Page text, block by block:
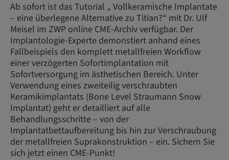
Ab sofort ist das Tutorial „ Vollkeramische Implantate
– eine überlegene Alternative zu Titian?“ mit Dr. Ulf
Meisel im ZWP online CME-Archiv verfügbar. Der
Implantologie-Experte demonstiert anhand eines
Fallbeispiels den komplett metallfreien Workflow
einer verzögerten Sofortimplantation mit
Sofortversorgung im ästhetischen Bereich. Unter
Verwendung eines zweiteilig verschraubten
Keramikimplantats (Bone Level Straumann Snow
Implantat) geht er detailliert auf alle
Behandlungsschritte – von der
Implantatbettaufbereitung bis hin zur Verschraubung
der metallfreien Suprakonstruktion – ein. Sichern Sie
sich jetzt einen CME-Punkt!